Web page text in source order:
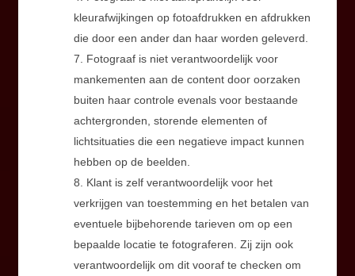
kleurafwijkingen op fotoafdrukken en afdrukken
die door een ander dan haar worden geleverd.
7. Fotograaf is niet verantwoordelijk voor
mankementen aan de content door oorzaken
buiten haar controle evenals voor bestaande
achtergronden, storende elementen of
lichtsituaties die een negatieve impact kunnen
hebben op de beelden.
8. Klant is zelf verantwoordelijk voor het
verkrijgen van toestemming en het betalen van
eventuele bijbehorende tarieven om op een
bepaalde locatie te fotograferen. Zij zijn ook
verantwoordelijk om dit vooraf te checken om